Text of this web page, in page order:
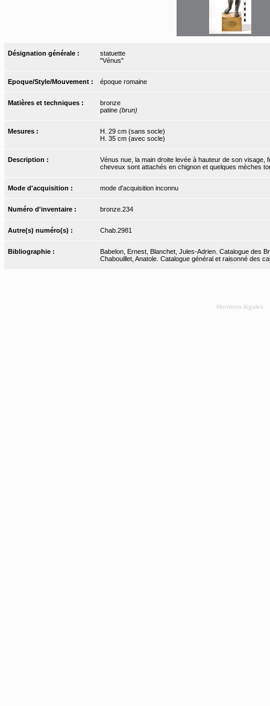
Désignation générale :
statuette
"Vénus"
Epoque/Style/Mouvement : époque romaine
Matières et techniques :
bronze
patine (brun)
Mesures :
H. 29 cm (sans socle)
H. 35 cm (avec socle)
Description :
Vénus nue, la main droite levée à hauteur de son visage,
cheveux sont attachés en chignon et quelques mèches
Mode d'acquisition : mode d'acquisition inconnu
Numéro d'inventaire : bronze.234
Autre(s) numéro(s) : Chab.2981
Bibliographie :
Babelon, Ernest, Blanchet, Jules-Adrien. Catalogue des
Chabouillet, Anatole. Catalogue général et raisonné des
Mentions légales